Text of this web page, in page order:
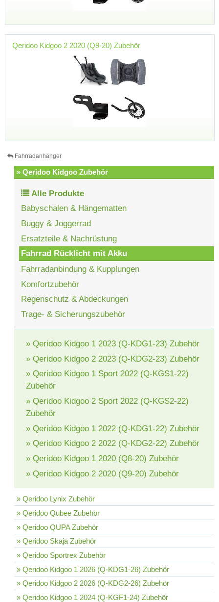
Qeridoo Kidgoo 2 2020 (Q9-20) Zubehör
Fahrradanhänger
» Qeridoo Kidgoo Zubehör
Alle Produkte
Babyschalen & Hängematten
Buggy & Joggerrad
Ersatzteile & Nachrüstung
Fahrrad Rücklicht mit Akku
Fahrradanbindung & Kupplungen
Komfortzubehör
Regenschutz & Abdeckungen
Trage- & Sicherungszubehör
» Qeridoo Kidgoo 1 2023 (Q-KDG1-23) Zubehör
» Qeridoo Kidgoo 2 2023 (Q-KDG2-23) Zubehör
» Qeridoo Kidgoo 1 Sport 2022 (Q-KGS1-22)
Zubehör
» Qeridoo Kidgoo 2 Sport 2022 (Q-KGS2-22)
Zubehör
» Qeridoo Kidgoo 1 2022 (Q-KDG1-22) Zubehör
» Qeridoo Kidgoo 2 2022 (Q-KDG2-22) Zubehör
» Qeridoo Kidgoo 1 2020 (Q8-20) Zubehör
» Qeridoo Kidgoo 2 2020 (Q9-20) Zubehör
» Qeridoo Lynix Zubehör
» Qeridoo Qubee Zubehör
» Qeridoo QUPA Zubehör
» Qeridoo Skaja Zubehör
» Qeridoo Sportrex Zubehör
» Qeridoo Kidgoo 1 2026 (Q-KDG1-26) Zubehör
» Qeridoo Kidgoo 2 2026 (Q-KDG2-26) Zubehör
» Qeridoo Kidgoo 1 2024 (Q-KGF1-24) Zubehör